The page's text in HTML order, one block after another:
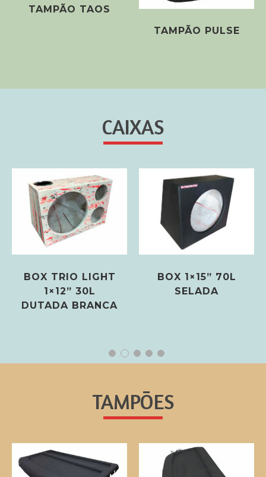
TAMPÃO TAOS
TAMPÃO PULSE
CAIXAS
BOX TRIO LIGHT
1×12” 30L
DUTADA BRANCA
BOX 1×15” 70L
SELADA
TAMPÕES